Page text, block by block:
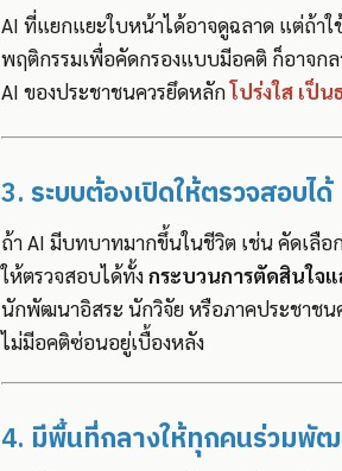
AI ที่แยกแยะใบหน้าได้อาจดูฉลาด แต่ถ้า
พฤติกรรมเพื่อคัดกรองแบบมีอคติ ก็อาจก
AI ของประชาชนควรยึดหลักโปร่งใส เป็
3.ระบบต้องเปิดให้ตรวจสอบได้
ถ้า AI มีบทบาทมากขึ้นในชีวิต เช่น คัดเลื
ให้ตรวจสอบได้ทั้งกระบวนการตัดสินใจ
นักพัฒนาอิสระ นักวิจัย หรือภาคประชาชน
ไม่มีอคติซ่อนอยู่เบื้องหลัง
4. มีพื้นที่กลางให้ทุกคนร่วมพั